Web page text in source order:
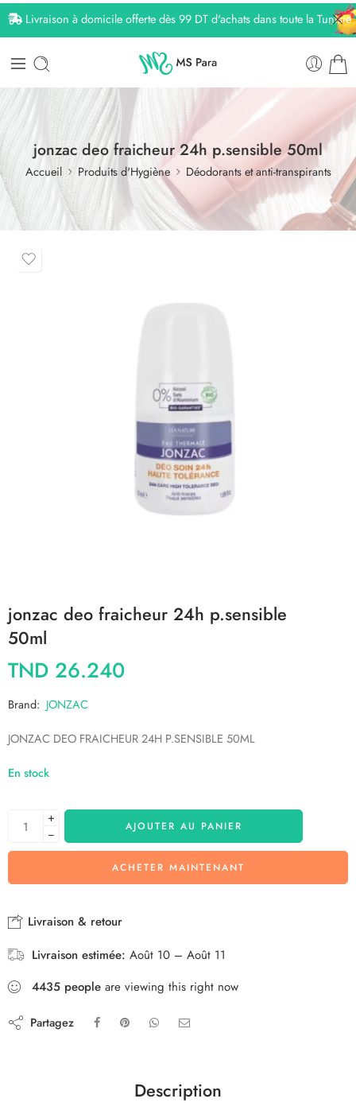
Livraison à domicile offerte dès 99 DT d'achats dans toute la Tunisie
jonzac deo fraicheur 24h p.sensible 50ml
Accueil Produits d'Hygiène Déodorants et anti-transpirants
jonzac deo fraicheur 24h p.sensible
50ml
TND 26.240
Brand: JONZAC
JONZAC DEO FRAICHEUR 24H P.SENSIBLE 50ML
En stock
+
−
AJOUTER AU PANIER
ACHETER MAINTENANT
Livraison & retour
Livraison estimée: Août 10 – Août 11
4435 people are viewing this right now
Partagez
Description